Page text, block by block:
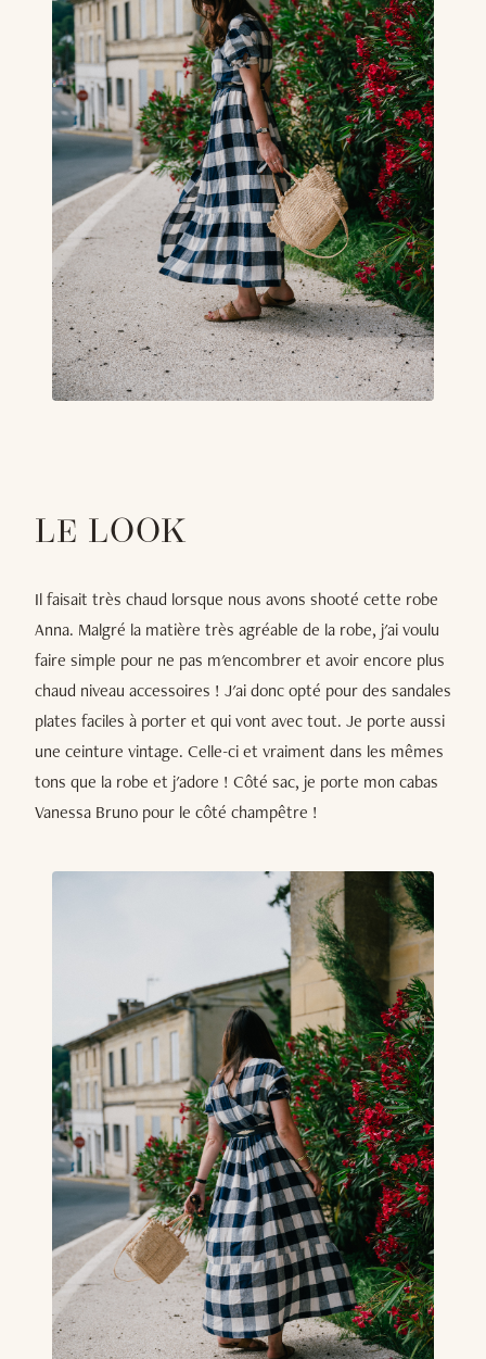
LE LOOK
Il faisait très chaud lorsque nous avons shooté cette robe
Anna. Malgré la matière très agréable de la robe, j'ai voulu
faire simple pour ne pas m'encombrer et avoir encore plus
chaud niveau accessoires ! J'ai donc opté pour des sandales
plates faciles à porter et qui vont avec tout. Je porte aussi
une ceinture vintage. Celle-ci et vraiment dans les mêmes
tons que la robe et j'adore ! Côté sac, je porte mon cabas
Vanessa Bruno pour le côté champêtre !